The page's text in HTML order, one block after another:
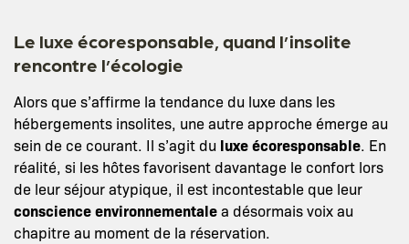
Le luxe écoresponsable, quand l’insolite
rencontre l’écologie
Alors que s’affirme la tendance du luxe dans les
hébergements insolites, une autre approche émerge au
sein de ce courant. Il s’agit du luxe écoresponsable. En
réalité, si les hôtes favorisent davantage le confort lors
de leur séjour atypique, il est incontestable que leur
conscience environnementalea désormais voix au
chapitre au moment de la réservation.